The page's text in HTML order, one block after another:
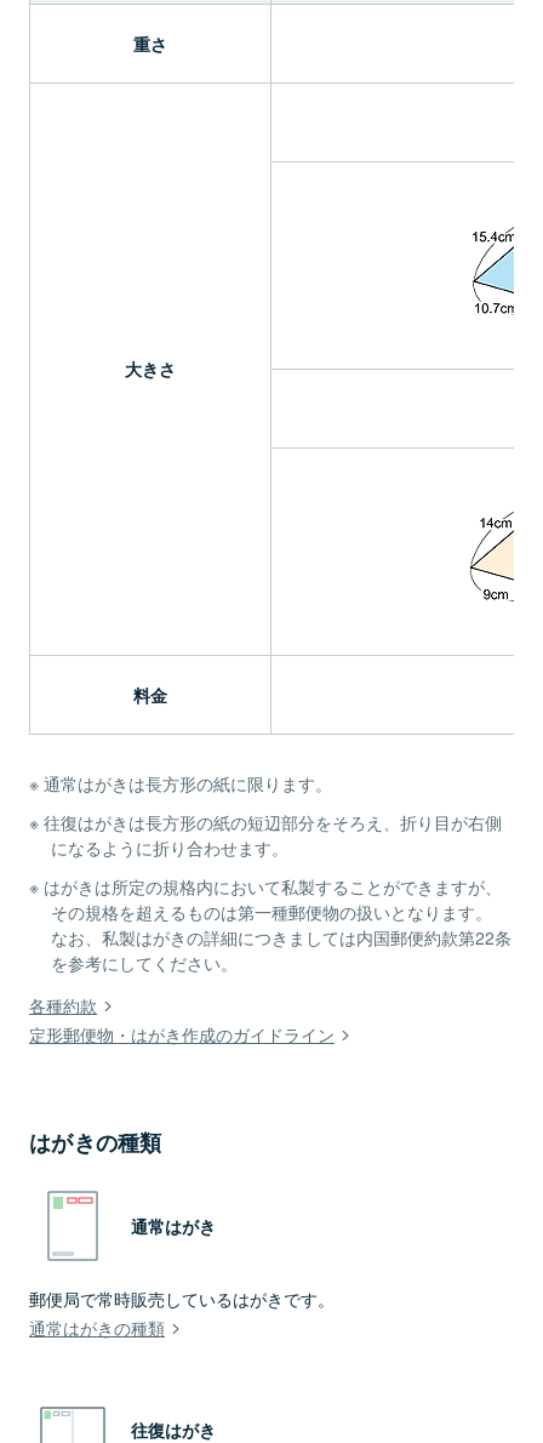
重さ
大きさ
料金
通常はがきは長方形の紙に限ります。
往復はがきは長方形の紙の短辺部分をそろえ、折り目が右側
になるように折り合わせます。
はがきは所定の規格内において私製することができますが、
その規格を超えるものは第一種郵便物の扱いとなります。
なお、私製はがきの詳細につきましては内国郵便約款第22条
を参考にしてください。
各種約款
定形郵便物・はがき作成のガイドライン
はがきの種類
通常はがき
郵便局で常時販売しているはがきです。
通常はがきの種類
往復はがき